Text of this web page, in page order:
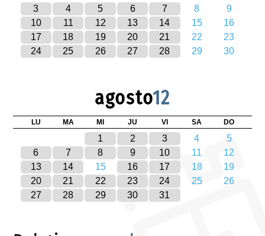
3
4 5 6 7 8
9
10
11 12 13 14 15
16
17
18 19 20 21 22
23
24
25 26 27 28 29 30
agosto12
LU MA MI JU VI SA DO
1 2 3 4
5
6
7 8 9 10 11
12
13
14 15 16 17 18
19
20
21 22 23 24 25
26
27
28 29 30 31